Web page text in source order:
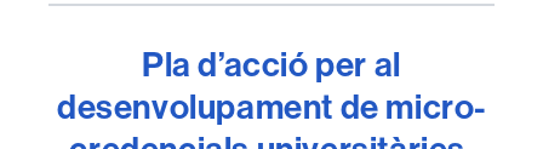
Pla d’acció per al
desenvolupament de micro-